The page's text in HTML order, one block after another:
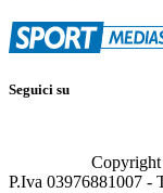
Seguici su
P.Iva 03976881007 -